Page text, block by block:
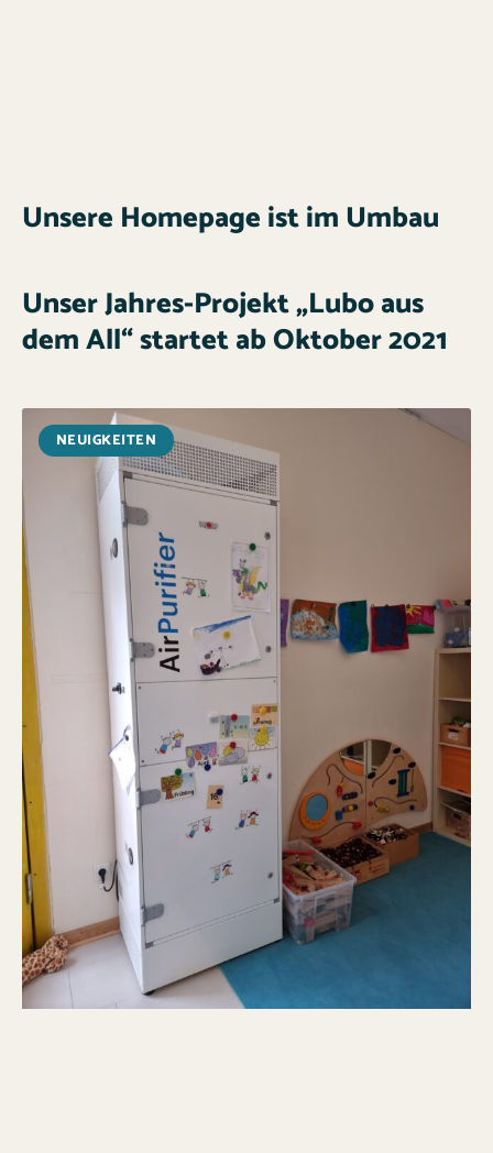
Unsere Homepage ist im Umbau
Unser Jahres-Projekt „Lubo aus
dem All“ startet ab Oktober 2021
NEUIGKEITEN